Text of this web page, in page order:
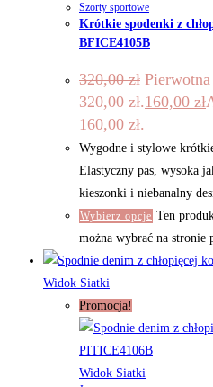
Szorty sportowe
Krótkie spodenki z
BFICE4105B
320,00zł Pierwotna
320,00 zł. 160,00 zł
160,00 zł.
Wygodne i stylowe
Elastyczny pas, wysoka
kieszonki i niebanalny
Wybierz opcje Ten
można wybrać na stronie
Widok Siatki
Promocja!
Widok Siatki